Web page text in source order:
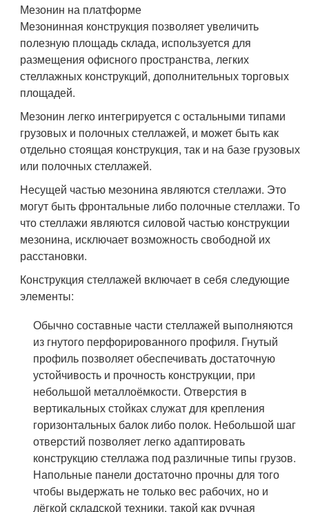
Мезонин на платформе
Мезонинная конструкция позволяет увеличить
полезную площадь склада, используется для
размещения офисного пространства, легких
стеллажных конструкций, дополнительных торговых
площадей.
Мезонин легко интегрируется с остальными типами
грузовых и полочных стеллажей, и может быть как
отдельно стоящая конструкция, так и на базе грузовых
или полочных стеллажей.
Несущей частью мезонина являются стеллажи. Это
могут быть фронтальные либо полочные стеллажи. То
что стеллажи являются силовой частью конструкции
мезонина, исключает возможность свободной их
расстановки.
Конструкция стеллажей включает в себя следующие
элементы:
Обычно составные части стеллажей выполняются
из гнутого перфорированного профиля. Гнутый
профиль позволяет обеспечивать достаточную
устойчивость и прочность конструкции, при
небольшой металлоёмкости. Отверстия в
вертикальных стойках служат для крепления
горизонтальных балок либо полок. Небольшой шаг
отверстий позволяет легко адаптировать
конструкцию стеллажа под различные типы грузов.
Напольные панели достаточно прочны для того
чтобы выдержать не только вес рабочих, но и
лёгкой складской техники, такой как ручная